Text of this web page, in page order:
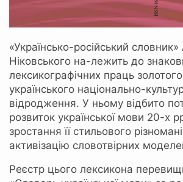
«Українсько-російський словник»
Ніковського на-лежить до
лексикографічних праць
українського національно-
відродження. У ньому відбито
розвиток української мови 20-х
зростання її стильового
активізацію словотвірних
Реєстр цього лексикона